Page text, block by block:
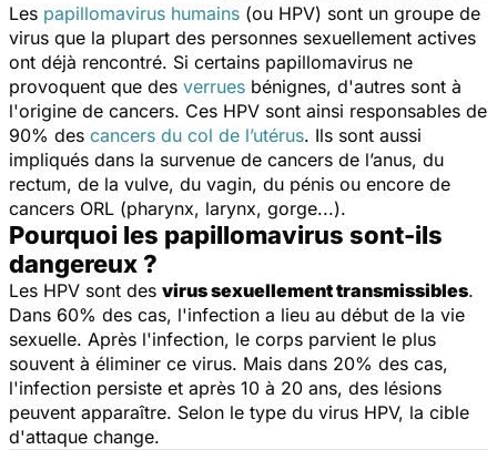
Les papillomavirus humains (ou HPV) sont un groupe de
virus que la plupart des personnes sexuellement actives
ont déjà rencontré. Si certains papillomavirus ne
provoquent que des verrues bénignes, d'autres sont à
l'origine de cancers. Ces HPV sont ainsi responsables de
90% des cancers du col de l’utérus. Ils sont aussi
impliqués dans la survenue de cancers de l’anus, du
rectum, de la vulve, du vagin, du pénis ou encore de
cancers ORL (pharynx, larynx, gorge...).
Pourquoi les papillomavirus sont-ils
dangereux ?
Les HPV sont des virus sexuellement transmissibles.
Dans 60% des cas, l'infection a lieu au début de la vie
sexuelle. Après l'infection, le corps parvient le plus
souvent à éliminer ce virus. Mais dans 20% des cas,
l'infection persiste et après 10 à 20 ans, des lésions
peuvent apparaître. Selon le type du virus HPV, la cible
d'attaque change.